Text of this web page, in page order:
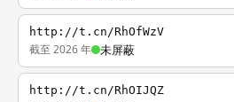
http://t.cn/RhOfWzV
截至 2026 年 未屏蔽
http://t.cn/RhOIJQZ